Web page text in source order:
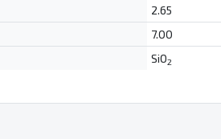
2.65
7.00
SiO2